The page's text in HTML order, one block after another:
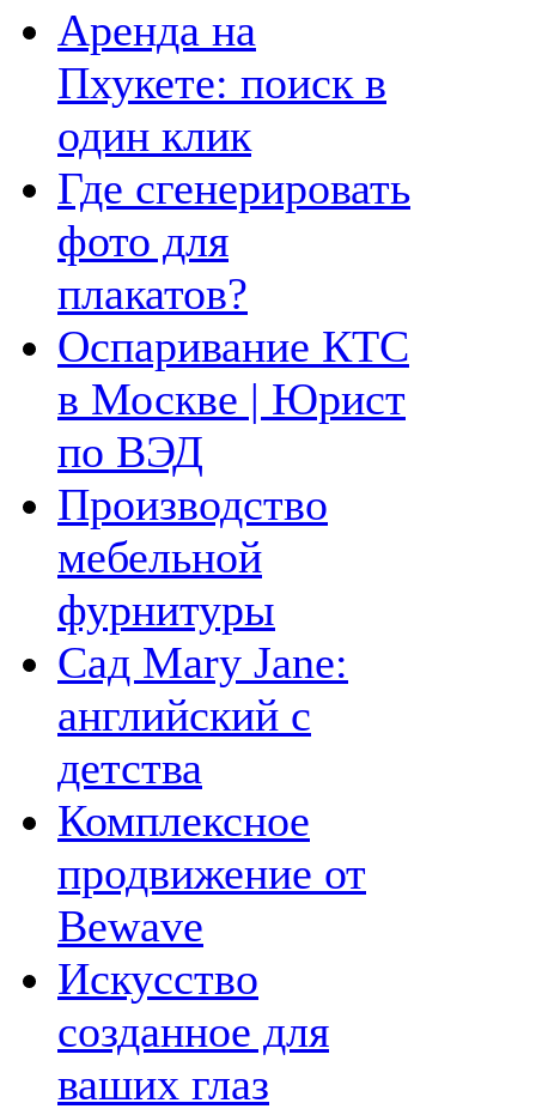
Аренда на
Пхукете: поиск в
один клик
Где сгенерировать
фото для
плакатов?
Оспаривание КТС
в Москве | Юрист
по ВЭД
Производство
мебельной
фурнитуры
Сад Mary Jane:
английский с
детства
Комплексное
продвижение от
Bewave
Искусство
созданное для
ваших глаз